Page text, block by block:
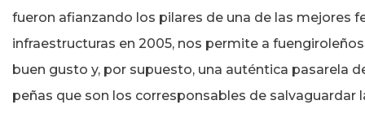
fueron afianzando los pilares de una de las mejores
infraestructuras en 2005, nos permite a
buen gusto y, por supuesto, una auténtica pasarela
peñas que son los corresponsables de